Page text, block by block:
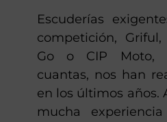
Escuderías
competición,
Go o CIP Moto,
cuantas, nos han
en los últimos años.
mucha